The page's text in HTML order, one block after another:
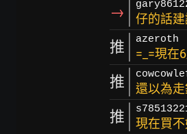
→ 仔的話
推 azeroth
=_=現在
推 還以為
推 現在買